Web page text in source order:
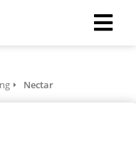
Nectar